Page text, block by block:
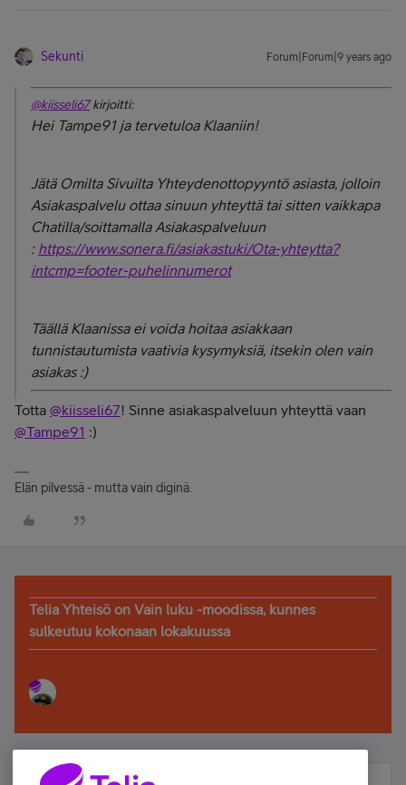
Sekunti Forum|Forum|9 years ago
@kiisseli67kirjoitti:
Hei Tampe91 ja tervetuloa Klaaniin!
Jätä Omilta Sivuilta Yhteydenottopyyntö asiasta, jolloin
Asiakaspalvelu ottaa sinuun yhteyttä tai sitten vaikkapa
Chatilla/soittamalla Asiakaspalveluun
: https://www.sonera.fi/asiakastuki/Ota-yhteytta?
intcmp=footer-puhelinnumerot
Täällä Klaanissa ei voida hoitaa asiakkaan
tunnistautumista vaativia kysymyksiä, itsekin olen vain
asiakas :)
Totta @kiisseli67! Sinne asiakaspalveluun yhteyttä vaan
@Tampe91 :)
Elän pilvessä - mutta vain diginä.
Telia Yhteisö on Vain luku -moodissa, kunnes
sulkeutuu kokonaan lokakuussa